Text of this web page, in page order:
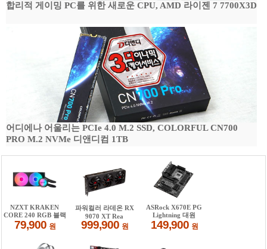
합리적 게이밍 PC를 위한 새로운 CPU, AMD 라이젠 7 7700X3D
어디에나 어울리는 PCIe 4.0 M.2 SSD, COLORFUL CN700
PRO M.2 NVMe 디앤디컴 1TB